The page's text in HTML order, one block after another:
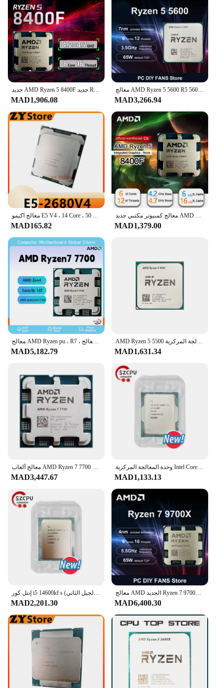
جديد AMD Ryzen 5 8400F جديد R5 8400F 6 النوى 12 موضوع 4.2 جيجا هرتز معالج سطح المكتب المقبس AM5 وحدة المعالجة المركزية الألعاب Processo ولكن لا مروحة
MAD1,906.08
معالج AMD Ryzen 5 5600 R5 5600 5000 Series 6-Core 12-Thread 3.5 جيجا هرتز وحدة المعالجة المركزية 7NM L3=32M مقبس AM4 DDR4 جديد ولكن بدون مبرد
MAD3,266.94
معالج اكيمو E5 V4 ، 14 Core ، 50 MB ، L3 Cache ، W ، SR2N7 ، LGA-3 ، دعم اللوحة الأم X99
MAD165.82
معالج كمبيوتر مكتبي جديد AMD R5 8400F Ryzen 5 8400F 6 النوى 12 خيط 4.2 جيجا هرتز مع وحدة المعالجة المركزية بمقبس AM5
MAD1,379.00
معالج AMD Ryzen pu ، R7 ، معالج Am5 ماركة ، 5NM ، L3 = 32M ، 65W ، TDP لـ DDR5 ، B650m ، Aorus ، AX ، wi-fi
MAD5,182.79
AMD Ryzen 5 5500 معالج وحدة المعالجة المركزية R5 5500 100% العلامة التجارية الجديدة 6-Core المقبس AM4 65 واط سطح المكتب لعبة الكمبيوتر وحدة المعالجة المركزية دون مروحة تبريد
MAD1,631.34
معالج ألعاب AMD Ryzen 7 7700 جديد تمامًا 5.3 جيجا هرتز 8-Core 16-Thread 40 ميجابايت كاش 5NM TDP 65 وات مقبس AM5 مع رسومات
MAD3,447.67
وحدة المعالجة المركزية Intel Core i3 12100F الجديدة i3-12100F 3.3 جيجا هرتز 4-Core 8-Thread 65W LGA 1700
MAD1,133.13
MAD2,201.30
معالج AMD الجديد Ryzen 7 9700X R7 9700X وحدة المعالجة المركزية لألعاب سطح المكتب 5.5 جيجا هرتز 8-Core 16-Thread L3=32M Game Cache Zen 5 مقبس AM5 بدون مروحة
MAD6,400.30